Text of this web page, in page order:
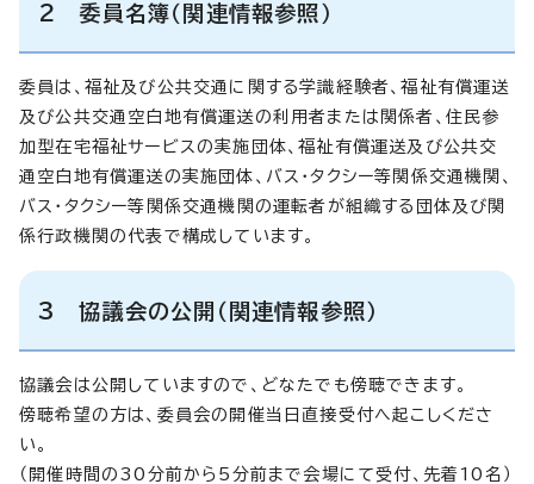
2 委員名簿（関連情報参照）
委員は、福祉及び公共交通に関する学識経験者、福祉有償運送
及び公共交通空白地有償運送の利用者または関係者、住民参
加型在宅福祉サービスの実施団体、福祉有償運送及び公共交
通空白地有償運送の実施団体、バス・タクシー等関係交通機関、
バス・タクシー等関係交通機関の運転者が組織する団体及び関
係行政機関の代表で構成しています。
3 協議会の公開（関連情報参照）
協議会は公開していますので、どなたでも傍聴できます。
傍聴希望の方は、委員会の開催当日直接受付へ起こしくださ
い。
（開催時間の30分前から5分前まで会場にて受付、先着10名）